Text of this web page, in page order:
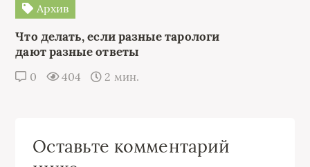
Архив
Что делать, если разные тарологи
дают разные ответы
0 404 2 мин.
Оставьте комментарий